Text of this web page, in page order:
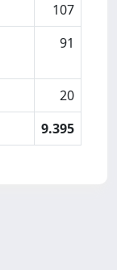
107
91
20
9.395